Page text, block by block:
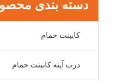
دسته بندی
کابینت حمام
درب آینه کابینت حمام